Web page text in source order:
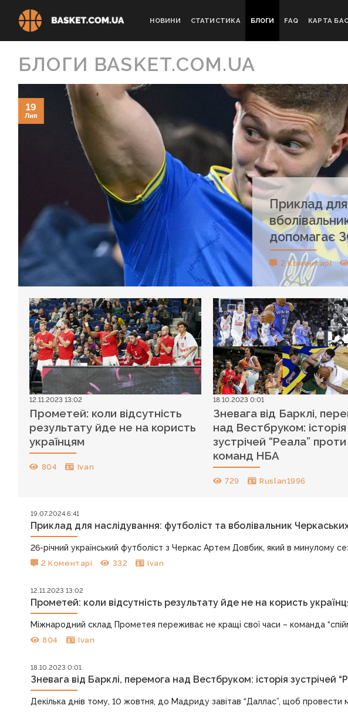
НОВИНИ СТАТИСТИКА БЛОГИ FAQ КАРТА
БЛОГИ BASKET.COM.UA
Приклад для
допомагає
2 Коментарі
19
Лип
12.11.2023 13:02
Прометей: коли відсутність
результату йде не на користь
українцям
804 Ivan
18.10.2023 0:01
Зневага від Барклі,
над Вестбруком: історія
зустрічей “Реала” проти
команд НБА
729 Ruslan1996
19.07.2024 6:41
Приклад для наслідування: футболіст та вболівальник
26-річний український футболіст з Черкас Артем Довбик, який в минулому
2 Коментарі 332 Ivan
12.11.2023 13:02
Прометей: коли відсутність результату йде не на користь
Міжнародний склад Прометея переживає не кращі свої часи – команда
804 Ivan
18.10.2023 0:01
Зневага від Барклі, перемога над Вестбруком: історія зустрічей
Декілька днів тому, 10 жовтня, до Мадриду завітав “Даллас”, щоб провести